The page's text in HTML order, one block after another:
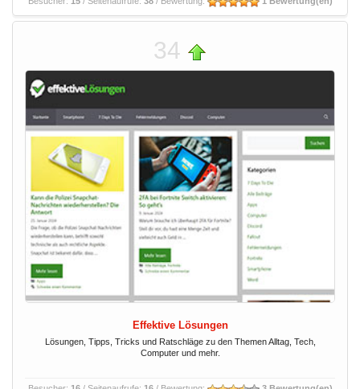
34
Effektive Lösungen
Lösungen, Tipps, Tricks und Ratschläge zu den Themen Alltag, Tech,
Computer und mehr.